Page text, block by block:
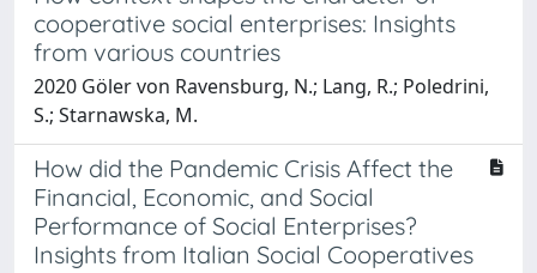
cooperative social enterprises: Insights
from various countries
2020 Göler von Ravensburg, N.; Lang, R.; Poledrini,
S.; Starnawska, M.
How did the Pandemic Crisis Affect the
Financial, Economic, and Social
Performance of Social Enterprises?
Insights from Italian Social Cooperatives